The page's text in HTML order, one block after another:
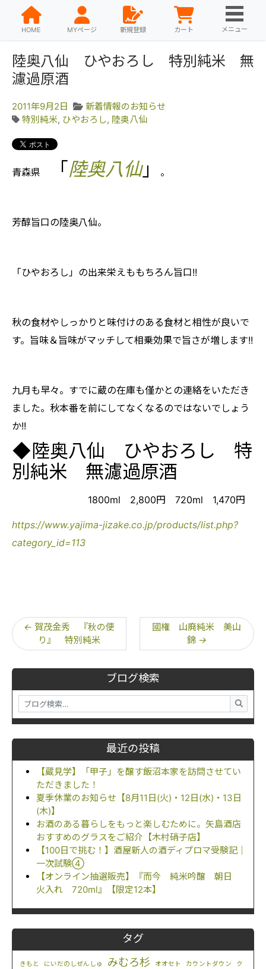
HOME MYページ 新規登録 カート メニュー
ブログ検索
最近の投稿
【蔵見学】「甲子」を醸す飯沼本家を訪問させてい
ただきました！
夏季休業のお知らせ【8月11日(火)・12日(水)・13日
(木)】
お酒のある暮らしをもっと楽しむために。矢島酒店
おすすめのグラスをご紹介【木村硝子店】
【100日で挑む！】酒屋新人の酒ディプロマ受験記｜
一次試験④
【オンライン抽選販売】『而今 純米吟醸 朝日
火入れ 720ml』【限定12本】
タグ
きもと にいだのしぜんしゅ みむろ杉 オオセト カウントダウン
ク
陸奥八仙 ひやおろし 特別純米 無
濾過原酒
2011年9月2日
新着情報のお知らせ
特別純米, ひやおろし, 陸奥八仙
青森県 「陸奥八仙」 。
芳醇旨口の陸奥八仙。
「ひやおろし」の出来栄えももちろん旨口!!
秋の食材やしっかりと味付けのある食材と相性が良いで
す。旨味＆旨味がマッチして相乗効果で旨さが増します!!
九月も早々。すでに蔵の在庫も僅かとの連絡をいただき
ました。秋本番を前にしてなくなるのではないでしょう
か!!
◆陸奥八仙 ひやおろし 特
別純米 無濾過原酒
1800ml 2,800円 720ml 1,470円
https://www.yajima-jizake.co.jp/products/list.php?
category_id=113
← 賀茂金秀 『秋の便
り』 特別純米
國権 山廃純米 美山
錦 →